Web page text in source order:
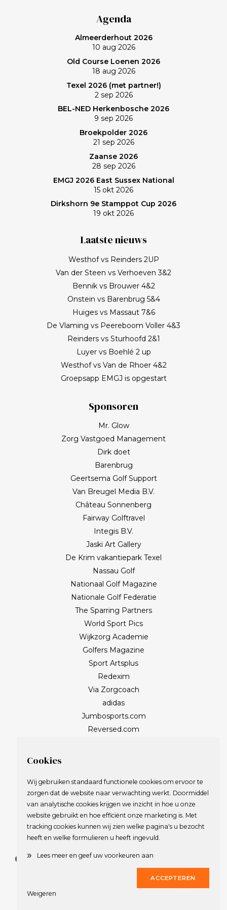
was ‘even helemaal niets; heerlijk’, zo maakt Frank de
verlies was voorzien; gedaan en laten, dus. Maar de
memorabele ronde en de waanzinnige slagen van
Frank zullen mij nog lang bijblijven. Topgast, topdag!
Frank, bedankt!
Agenda
Almeerderhout 2026
10 aug 2026
Old Course Loenen 2026
18 aug 2026
Texel 2026 (met partner!)
2 sep 2026
BEL-NED Herkenbosche 2026
9 sep 2026
Broekpolder 2026
21 sep 2026
Zaanse 2026
28 sep 2026
EMGJ 2026 East Sussex National
15 okt 2026
Dirkshorn 9e Stamppot Cup 2026
19 okt 2026
Laatste nieuws
Westhof vs Reinders 2UP
Van der Steen vs Verhoeven 3&2
Bennik vs Brouwer 4&2
Onstein vs Barenbrug 5&4
Huiges vs Massaut 7&6
De Vlaming vs Peereboom Voller 4&3
Reinders vs Sturhoofd 2&1
Luyer vs Boehlé 2 up
Westhof vs Van de Rhoer 4&2
Groepsapp EMGJ is opgestart
Sponsoren
Mr. Glow
Zorg Vastgoed Management
Dirk doet
Barenbrug
Geertsema Golf Support
Van Breugel Media B.V.
Château Sonnenberg
Fairway Golftravel
Integis B.V.
Jaski Art Gallery
De Krim vakantiepark Texel
Nassau Golf
Nationaal Golf Magazine
Nationale Golf Federatie
The Sparring Partners
World Sport Pics
Wijkzorg Academie
Golfers Magazine
Sport Artsplus
Redexim
Via Zorgcoach
adidas
Jumbosports.com
Reversed.com
© 2009-2023 Nederlandse Vereniging van Golfspelende
Cookies
Wij gebruiken standaard functionele cookies om ervoor te
zorgen dat de website naar verwachting werkt. Doormiddel
van analytische cookies krijgen we inzicht in hoe u onze
website gebruikt en hoe efficiënt onze marketing is. Met
tracking cookies kunnen wij zien welke pagina's u bezocht
heeft en welke formulieren u heeft ingevuld.
» Lees meer en geef uw voorkeuren aan
ACCEPTEREN
Weigeren